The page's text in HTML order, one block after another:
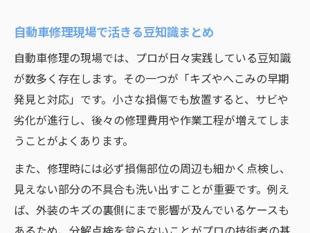
自動車修理現場で活きる豆知識まとめ
自動車修理の現場では、プロが日々実践している豆知識
が数多く存在します。その一つが「キズやへこみの早期
発見と対応」です。小さな損傷でも放置すると、サビや
劣化が進行し、後々の修理費用や作業工程が増えてしま
うことがよくあります。
また、修理時には必ず損傷部位の周辺も細かく点検し、
見えない部分の不具合も洗い出すことが重要です。例え
ば、外装のキズの裏側にまで影響が及んでいるケースも